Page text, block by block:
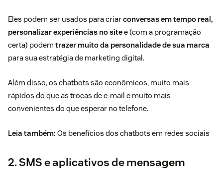
Eles podem ser usados ​​para criarconversas em tempo real,
personalizar experiências no sitee (com a programação
certa) podem trazer muito da personalidade de sua marca
para sua estratégia de marketing digital.
Além disso, os chatbots são econômicos, muito mais
rápidos do que as trocas de e-mail e muito mais
convenientes do que esperar no telefone.
Leia também: Os benefícios dos chatbots em redes sociais
2. SMS e aplicativos de mensagem